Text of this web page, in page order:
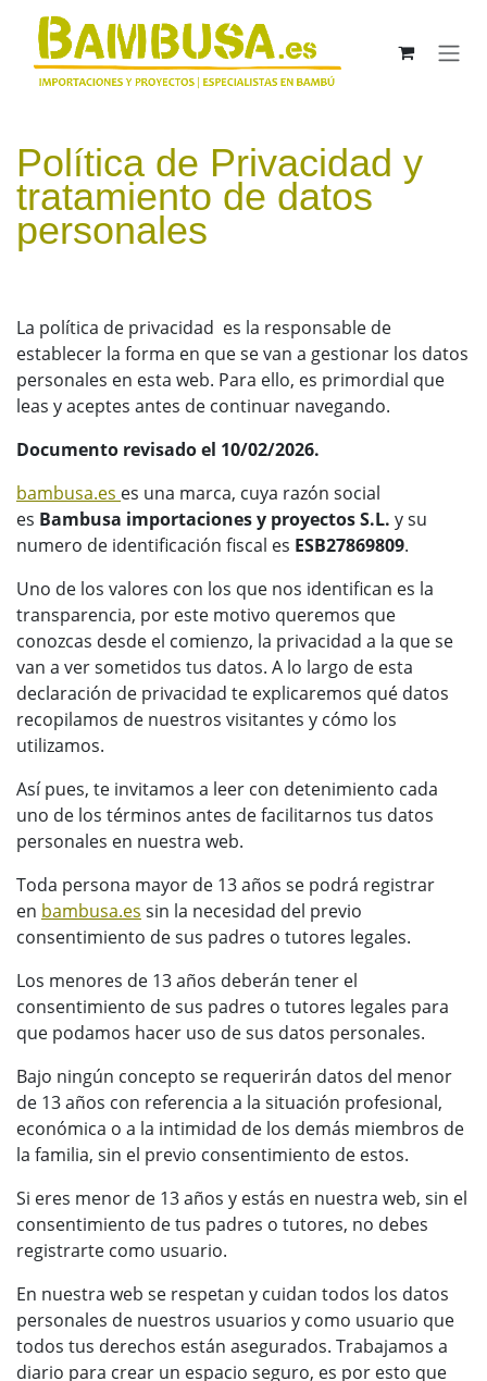
Ir al contenido
Política de Privacidad y
tratamiento de datos
personales
La política de privacidad es la responsable de
establecer la forma en que se van a gestionar los datos
personales en esta web. Para ello, es primordial que
leas y aceptes antes de continuar navegando.
Documento revisado el 10/02/2026.
bambusa.es es una marca, cuya razón social
es Bambusa importaciones y proyectos S.L. y su
numero de identificación fiscal es ESB27869809.
Uno de los valores con los que nos identifican es la
transparencia, por este motivo queremos que
conozcas desde el comienzo, la privacidad a la que se
van a ver sometidos tus datos. A lo largo de esta
declaración de privacidad te explicaremos qué datos
recopilamos de nuestros visitantes y cómo los
utilizamos.
Así pues, te invitamos a leer con detenimiento cada
uno de los términos antes de facilitarnos tus datos
personales en nuestra web.
Toda persona mayor de 13 años se podrá registrar
en bambusa.es sin la necesidad del previo
consentimiento de sus padres o tutores legales.
Los menores de 13 años deberán tener el
consentimiento de sus padres o tutores legales para
que podamos hacer uso de sus datos personales.
Bajo ningún concepto se requerirán datos del menor
de 13 años con referencia a la situación profesional,
económica o a la intimidad de los demás miembros de
la familia, sin el previo consentimiento de estos.
Si eres menor de 13 años y estás en nuestra web, sin el
consentimiento de tus padres o tutores, no debes
registrarte como usuario.
En nuestra web se respetan y cuidan todos los datos
personales de nuestros usuarios y como usuario que
todos tus derechos están asegurados. Trabajamos a
diario para crear un espacio seguro, es por esto que